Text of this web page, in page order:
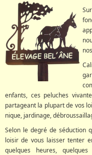
enfants, ces peluches
partageant la plupart de vos
nique, jardinage,
Selon le degré de séduction
loisir de vous laisser tenter
quelques heures,